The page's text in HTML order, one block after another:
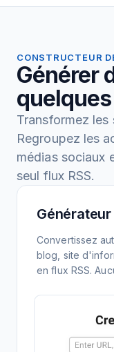
CONSTRUCTEUR
Générer
Transformez les
Regroupez les
médias sociaux
seul flux RSS.
Convertissez
blog, site
en flux RSS.